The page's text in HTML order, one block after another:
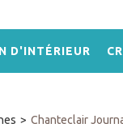
D'INTÉRIEUR
> Chanteclair